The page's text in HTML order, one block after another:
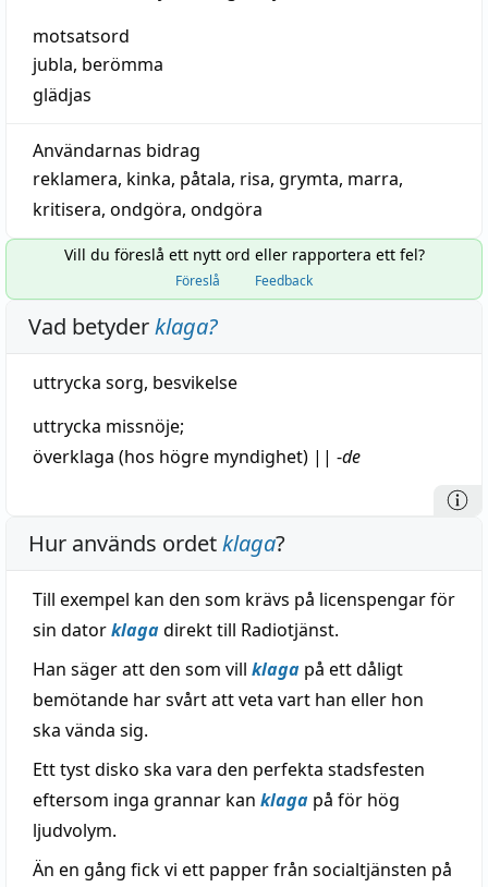
motsatsord
jubla, berömma
glädjas
Användarnas bidrag
reklamera, kinka, påtala, risa, grymta, marra,
kritisera, ondgöra, ondgöra
Vill du föreslå ett nytt ord eller rapportera ett fel?
Föreslå Feedback
Vad betyderklaga?
uttrycka sorg, besvikelse
uttrycka missnöje;
överklaga (hos högre myndighet) || -de
Hur används ordetklaga?
Till exempel kan den som krävs på licenspengar för
sin datorklagadirekt till Radiotjänst.
Han säger att den som vill klaga på ett dåligt
bemötande har svårt att veta vart han eller hon
ska vända sig.
Ett tyst disko ska vara den perfekta stadsfesten
eftersom inga grannar kan klaga på för hög
ljudvolym.
Än en gång fick vi ett papper från socialtjänsten på